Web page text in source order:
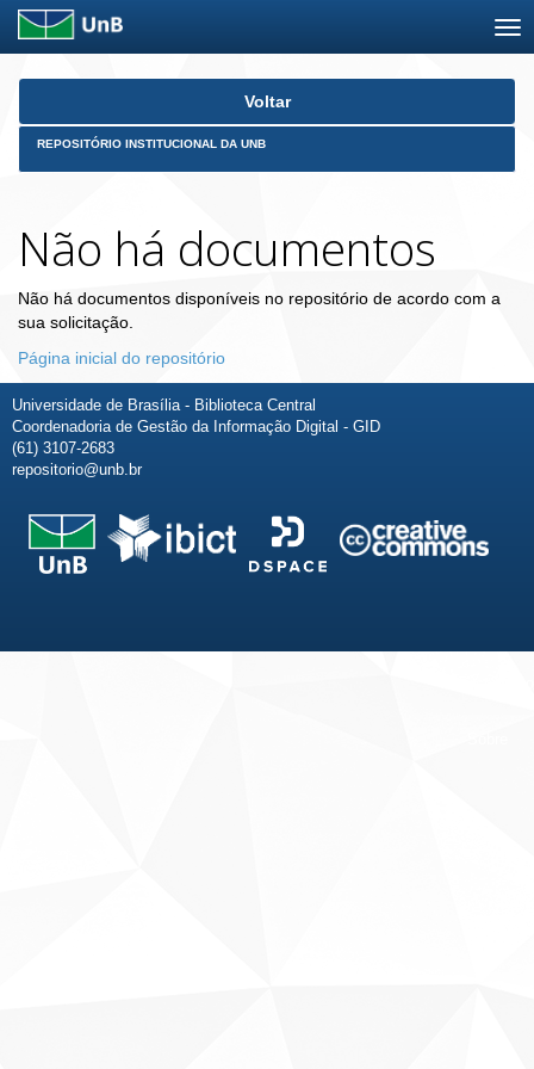
Skip
Voltar
REPOSITÓRIO INSTITUCIONAL DA UNB
Não há documentos
Não há documentos disponíveis no repositório de acordo com a
sua solicitação.
Página inicial do repositório
Universidade de Brasília - Biblioteca Central
Coordenadoria de Gestão da Informação Digital - GID
(61) 3107-2683
repositorio@unb.br